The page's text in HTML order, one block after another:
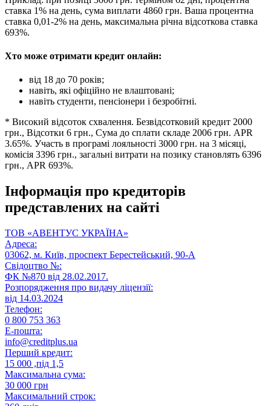
ставка 1% на день, сума виплати 4860 грн. Ваша процентна
ставка 0,01-2% на день, максимальна річна відсоткова ставка
693%.
Хто може отримати кредит онлайн:
від 18 до 70 років;
навіть, які офіційно не влаштовані;
навіть студенти, пенсіонери і безробітні.
* Високий відсоток схвалення. Безвідсотковий кредит 2000
грн., Відсотки 6 грн., Сума до сплати складе 2006 грн. APR
3.65%. Участь в програмі лояльності 3000 грн. на 3 місяці,
комісія 3396 грн., загальні витрати на позику становлять 6396
грн., APR 693%.
Інформація про кредиторів
представлених на сайті
ТОВ «АВЕНТУС УКРАЇНА»
Адреса:
03062, м. Київ, проспект Берестейський, 90-А
Свідоцтво №:
ФК №870 від 28.02.2017.
Розпорядження про видачу ліцензії:
від 14.03.2024
Телефон:
0 800 753 363
E-пошта:
info@creditplus.ua
Перший кредит:
15 000 ,під 1,5
Максимальна сума:
30 000 грн
Максимальний строк: